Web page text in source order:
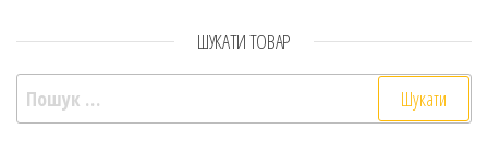
ШУКАТИ ТОВАР
Пошук: